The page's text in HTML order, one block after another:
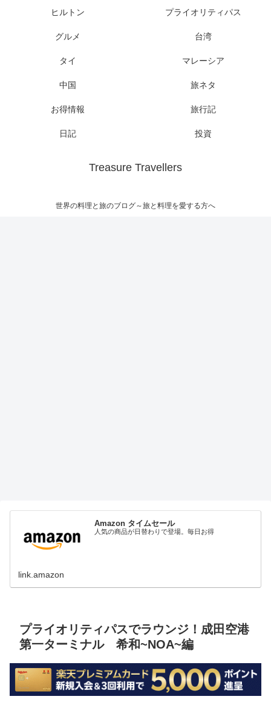
Treasure Travellers
世界の料理と旅のブログ～旅と料理を愛する方へ
ヒルトン プライオリティパス
グルメ 台湾
タイ マレーシア
中国 旅ネタ
お得情報 旅行記
日記 投資
Amazon タイムセール
人気の商品が日替わりで登場。毎日お得
link.amazon
プライオリティパスでラウンジ！成田空港
第一ターミナル 希和~NOA~編